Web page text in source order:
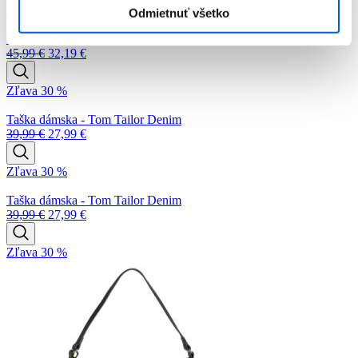
Odmietnuť všetko
45,99€ 32,19 €
Zľava 30 %
Taška dámska - Tom Tailor Denim
39,99€ 27,99 €
Zľava 30 %
Taška dámska - Tom Tailor Denim
39,99€ 27,99 €
Zľava 30 %